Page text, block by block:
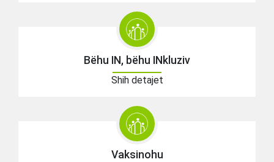
Bëhu IN, bëhu INkluziv
Shih detajet
Vaksinohu